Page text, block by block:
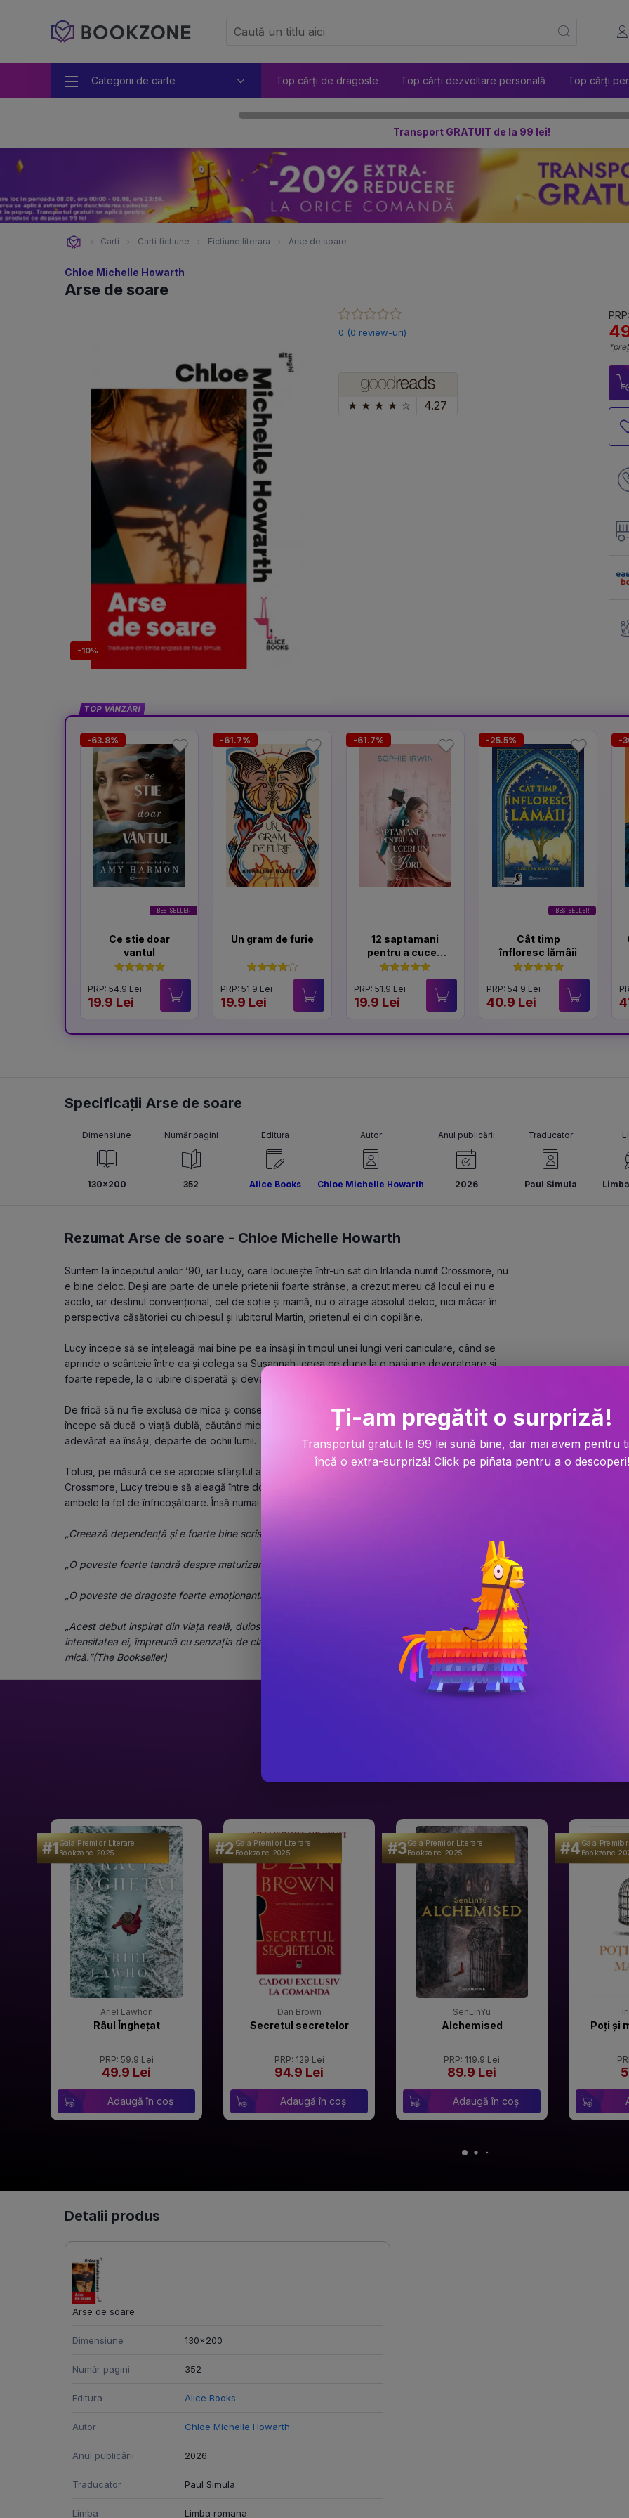
Categorii de carte Top cărți de dragoste Top cărți dezvoltare personală Top cărți
Transport GRATUIT de la 99 lei!
Carti Carti fictiune Fictiune literara Arse de soare
Chloe Michelle Howarth
Arse de soare
-10%
0 (0 review-uri)
★ ★ ★ ★ ☆ 4.27
TOP VÂNZĂRI
BESTSELLER
-63.8%
Ce stie doar
vantul
PRP: 54.9 Lei
19.9 Lei
-61.7%
Un gram de furie
PRP: 51.9 Lei
19.9 Lei
-61.7%
12 saptamani
pentru a cuceri
un Lord
PRP: 51.9 Lei
19.9 Lei
BESTSELLER
-25.5%
Cât timp
înfloresc lămâii
PRP: 54.9 Lei
40.9 Lei
-
Specificații Arse de soare
Dimensiune
130x200
Număr pagini
352
Editura
Alice Books
Autor
Chloe Michelle Howarth
Anul publicării
2026
Traducator
Paul Simula
Rezumat Arse de soare - Chloe Michelle Howarth
Suntem la începutul anilor ’90, iar Lucy, care locuiește într-un sat din Irlanda numit Crossmore, nu
e bine deloc. Deși are parte de unele prietenii foarte strânse, a crezut mereu că locul ei nu e
acolo, iar destinul convențional, cel de soție și mamă, nu o atrage absolut deloc, nici măcar în
perspectiva căsătoriei cu chipeșul și iubitorul Martin, prietenul ei din copilărie.
Lucy începe să se înțeleagă mai bine pe ea însăși în timpul unei lungi veri caniculare, când se
aprinde o scânteie între ea și colega sa Susannah, ceea ce duce la o pasiune devoratoare și,
foarte repede, la o iubire disperată și devastatoare.
De frică să nu fie exclusă de mica și conservatoarea comunitate din care face parte, Lucy
începe să ducă o viață dublă, căutând mici momente de intimitate cu Susannah, în care e cu
adevărat ea însăși, departe de ochii lumii.
Totuși, pe măsură ce se apropie sfârșitul anului școlar și se întrevede șansa de a pleca din
Crossmore, Lucy trebuie să aleagă între două locuri, între doi oameni și între două tipuri de viitor,
ambele la fel de înfricoșătoare. Însă numai una dintre opțiuni îi poate aduce adevărata fericire.
„Creează dependență și e foarte bine scrisă.”(Laura Sims)
„O poveste foarte tandră despre maturizare, spusă din adâncul inimii.”(Heat)
„O poveste de dragoste foarte emoționantă.”(Daily Mail)
„Acest debut inspirat din viața reală, duios și crud în același timp, surprinde prima iubire în toată
intensitatea ei, împreună cu senzația de claustrofobie pe care o implică viața într-o comunitate
mică.”(The Bookseller)
#1Gala Premilor Literare
Bookzone 2025
Ariel Lawhon
Râul Înghețat
PRP: 59.9 Lei
49.9 Lei
Adaugă în coș
#2Gala Premilor Literare
Bookzone 2025
Dan Brown
Secretul secretelor
PRP: 129 Lei
94.9 Lei
Adaugă în coș
#3Gala Premilor Literare
Bookzone 2025
SenLinYu
Alchemised
PRP: 119.9 Lei
89.9 Lei
Adaugă în coș
#4Gala
Bookzone
Poți și
Detalii produs
Arse de soare
Dimensiune 130x200
Număr pagini 352
Editura Alice Books
Autor Chloe Michelle Howarth
Anul publicării 2026
Traducator Paul Simula
Limba Limba romana
Ți-am pregătit o surpriză!
Transportul gratuit la 99 lei sună bine, dar mai avem pentru
încă o extra-surpriză! Click pe piñata pentru a o descoperi!